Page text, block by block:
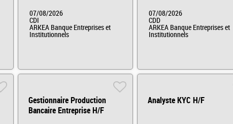
07/08/2026
CDI
ARKEA Banque Entreprises et
Institutionnels
07/08/2026
CDD
ARKEA Banque Entreprises et
Institutionnels
Gestionnaire Production
Bancaire Entreprise H/F
Analyste KYC H/F